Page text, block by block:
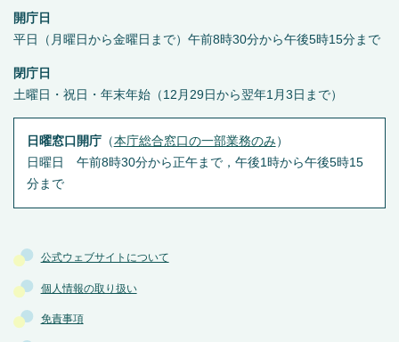
公式ウェブサイトについて
個人情報の取り扱い
免責事項
開庁日
平日（月曜日から金曜日まで）午前8時30分から午後5時15分まで
閉庁日
土曜日・祝日・年末年始（12月29日から翌年1月3日まで）
日曜窓口開庁（本庁総合窓口の一部業務のみ ）
日曜日 午前8時30分から正午まで，午後1時から午後5時15
分まで